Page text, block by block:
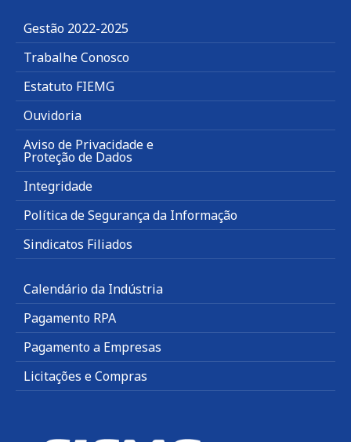
Gestão 2022-2025
Trabalhe Conosco
Estatuto FIEMG
Ouvidoria
Aviso de Privacidade e
Proteção de Dados
Integridade
Política de Segurança da Informação
Sindicatos Filiados
Calendário da Indústria
Pagamento RPA
Pagamento a Empresas
Licitações e Compras